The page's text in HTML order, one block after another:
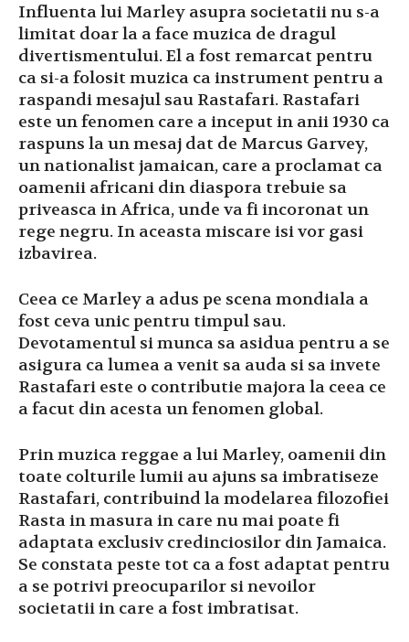
Influenta lui Marley asupra societatii nu s-a
limitat doar la a face muzica de dragul
divertismentului. El a fost remarcat pentru
ca si-a folosit muzica ca instrument pentru a
raspandi mesajul sau Rastafari. Rastafari
este un fenomen care a inceput in anii 1930 ca
raspuns la un mesaj dat de Marcus Garvey,
un nationalist jamaican, care a proclamat ca
oamenii africani din diaspora trebuie sa
priveasca in Africa, unde va fi incoronat un
rege negru. In aceasta miscare isi vor gasi
izbavirea.
Ceea ce Marley a adus pe scena mondiala a
fost ceva unic pentru timpul sau.
Devotamentul si munca sa asidua pentru a se
asigura ca lumea a venit sa auda si sa invete
Rastafari este o contributie majora la ceea ce
a facut din acesta un fenomen global.
Prin muzica reggae a lui Marley, oamenii din
toate colturile lumii au ajuns sa imbratiseze
Rastafari, contribuind la modelarea filozofiei
Rasta in masura in care nu mai poate fi
adaptata exclusiv credinciosilor din Jamaica.
Se constata peste tot ca a fost adaptat pentru
a se potrivi preocuparilor si nevoilor
societatii in care a fost imbratisat.